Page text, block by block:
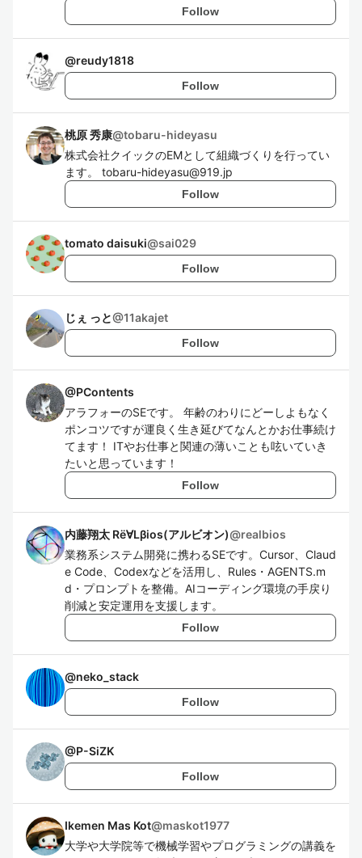
Follow
@reudy1818
Follow
桃原 秀康@tobaru-hideyasu
株式会社クイックのEMとして組織づくりを行ってい
ます。 tobaru-hideyasu@919.jp
Follow
tomato daisuki@sai029
Follow
じぇ っと@11akajet
Follow
@PContents
アラフォーのSEです。 年齢のわりにどーしよもなく
ポンコツですが運良く生き延びてなんとかお仕事続け
てます！ ITやお仕事と関連の薄いことも呟いていき
たいと思っています！
Follow
内藤翔太 Rё∀Lβios(アルビオン)@realbios
業務系システム開発に携わるSEです。Cursor、Claud
e Code、Codexなどを活用し、Rules・AGENTS.m
d・プロンプトを整備。AIコーディング環境の手戻り
削減と安定運用を支援します。
Follow
@neko_stack
Follow
@P-SiZK
Follow
Ikemen Mas Kot@maskot1977
大学や大学院等で機械学習やプログラミングの講義を